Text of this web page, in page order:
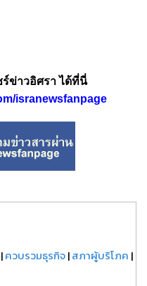
ข่าวอิศรา ได้ที่นี่
isranewsfanpage
|ควบรวมธุรกิจ|สภาผู้บริโภค |